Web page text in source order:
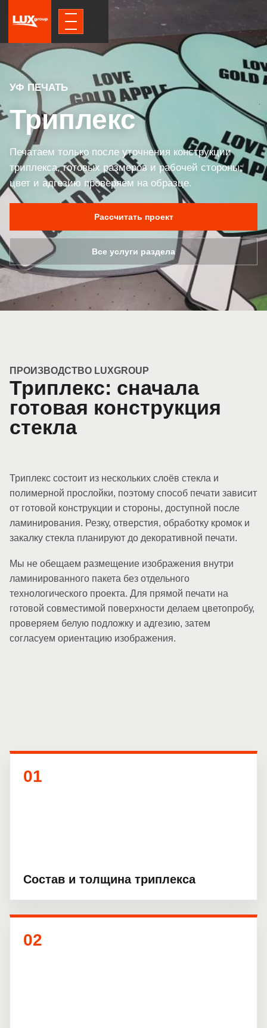
УФ ПЕЧАТЬ
Триплекс
Печатаем только после уточнения конструкции
триплекса, готовых размеров и рабочей стороны;
цвет и адгезию проверяем на образце.
Рассчитать проект
Все услуги раздела
ПРОИЗВОДСТВО LUXGROUP
Триплекс: сначала
готовая конструкция
стекла
Триплекс состоит из нескольких слоёв стекла и
полимерной прослойки, поэтому способ печати зависит
от готовой конструкции и стороны, доступной после
ламинирования. Резку, отверстия, обработку кромок и
закалку стекла планируют до декоративной печати.
Мы не обещаем размещение изображения внутри
ламинированного пакета без отдельного
технологического проекта. Для прямой печати на
готовой совместимой поверхности делаем цветопробу,
проверяем белую подложку и адгезию, затем
согласуем ориентацию изображения.
01
Состав и толщина триплекса
02